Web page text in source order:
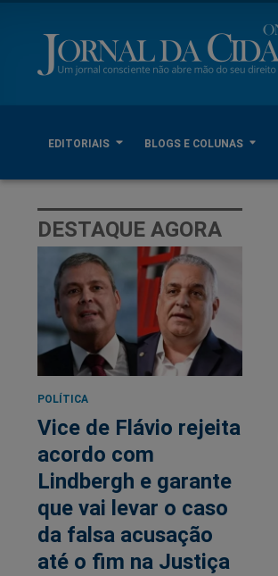
EDITORIAIS BLOGS E COLUNAS
DESTAQUE AGORA
POLÍTICA
Vice de Flávio rejeita
acordo com
Lindbergh e garante
que vai levar o caso
da falsa acusação
até o fim na Justiça